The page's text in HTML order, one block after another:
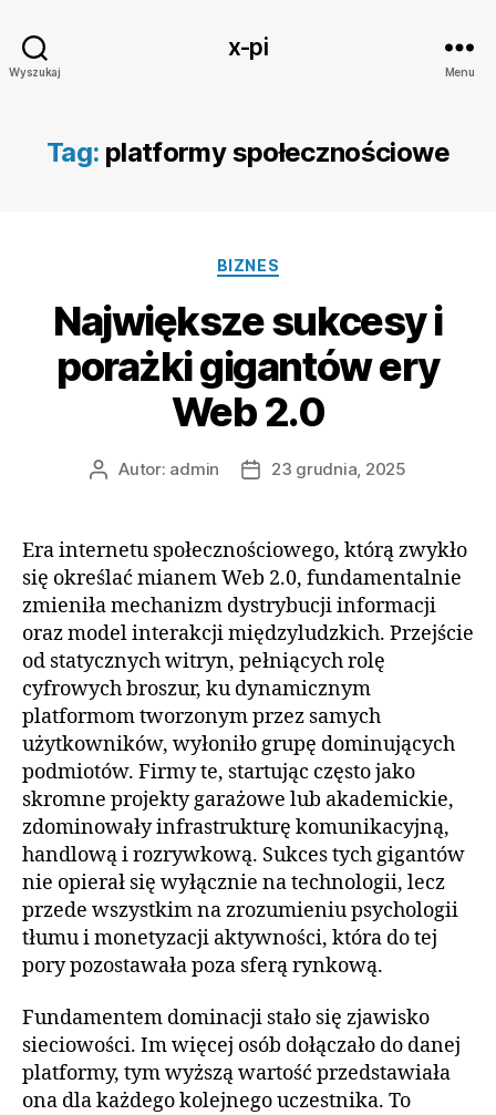
Wyszukaj
x-pi
Menu
Tag: platformy społecznościowe
Kategorie
BIZNES
Największe sukcesy i
porażki gigantów ery
Web 2.0
AutorAutor: admin
Data23 grudnia, 2025
Era internetu społecznościowego, którą zwykło
się określać mianem Web 2.0, fundamentalnie
zmieniła mechanizm dystrybucji informacji
oraz model interakcji międzyludzkich. Przejście
od statycznych witryn, pełniących rolę
cyfrowych broszur, ku dynamicznym
platformom tworzonym przez samych
użytkowników, wyłoniło grupę dominujących
podmiotów. Firmy te, startując często jako
skromne projekty garażowe lub akademickie,
zdominowały infrastrukturę komunikacyjną,
handlową i rozrywkową. Sukces tych gigantów
nie opierał się wyłącznie na technologii, lecz
przede wszystkim na zrozumieniu psychologii
tłumu i monetyzacji aktywności, która do tej
pory pozostawała poza sferą rynkową.
Fundamentem dominacji stało się zjawisko
sieciowości. Im więcej osób dołączało do danej
platformy, tym wyższą wartość przedstawiała
ona dla każdego kolejnego uczestnika. To